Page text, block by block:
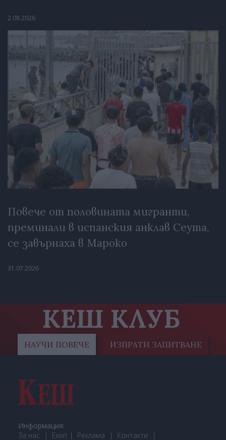
2.08.2026
Повече от половината мигранти,
преминали в испанския анклав Сеута,
се завърнаха в Мароко
31.07.2026
КЕШ КЛУБ
НАУЧИ ПОВЕЧЕ ИЗПРАТИ ЗАПИТВАНЕ
Информация:
За нас
Екип Реклама Контакти